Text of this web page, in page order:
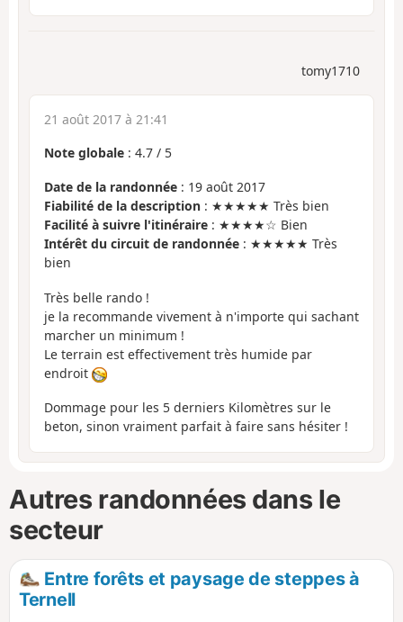
tomy1710
21 août 2017 à 21:41
Note globale : 4.7 / 5
Date de la randonnée : 19 août 2017
Fiabilité de la description : ★★★★★ Très bien
Facilité à suivre l'itinéraire : ★★★★☆ Bien
Intérêt du circuit de randonnée : ★★★★★ Très
bien
Très belle rando !
je la recommande vivement à n'importe qui sachant
marcher un minimum !
Le terrain est effectivement très humide par
endroit
Dommage pour les 5 derniers Kilomètres sur le
beton, sinon vraiment parfait à faire sans hésiter !
Autres randonnées dans le
secteur
Entre forêts et paysage de steppes à
Ternell